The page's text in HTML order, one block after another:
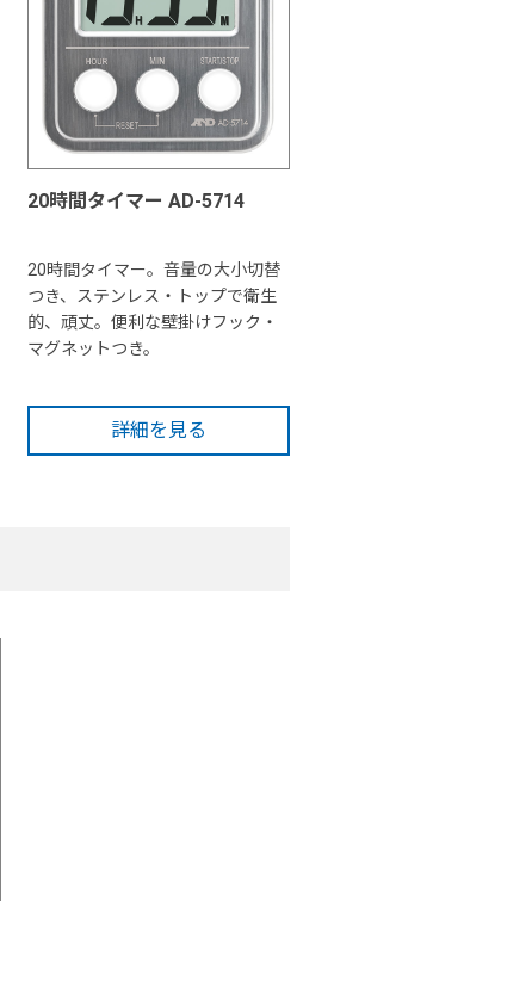
20時間タイマー AD-5714
20時間タイマー。音量の大小切替
つき、ステンレス・トップで衛生
的、頑丈。便利な壁掛けフック・
マグネットつき。
詳細を見る